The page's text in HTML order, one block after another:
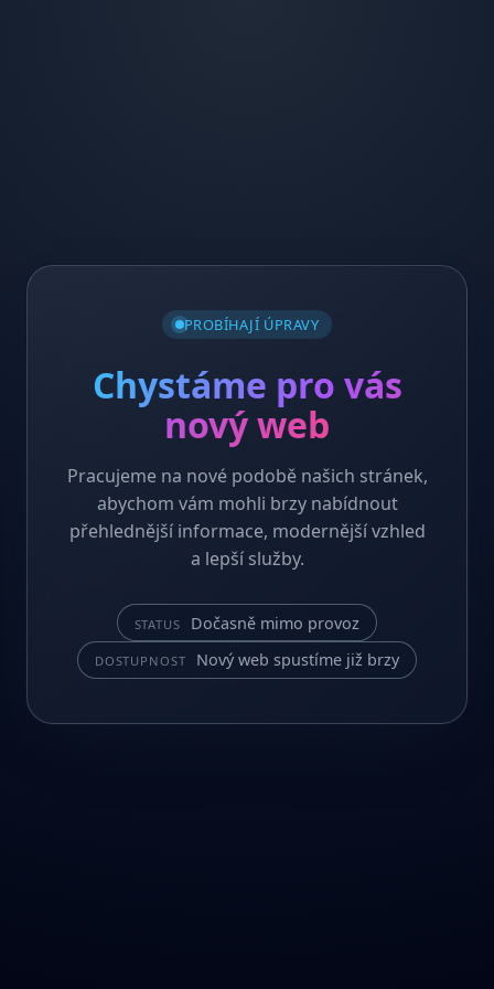
PROBÍHAJÍ ÚPRAVY
Chystáme pro vás
nový web
Pracujeme na nové podobě našich stránek,
abychom vám mohli brzy nabídnout
přehlednější informace, modernější vzhled
a lepší služby.
STATUS Dočasně mimo provoz
DOSTUPNOST Nový web spustíme již brzy